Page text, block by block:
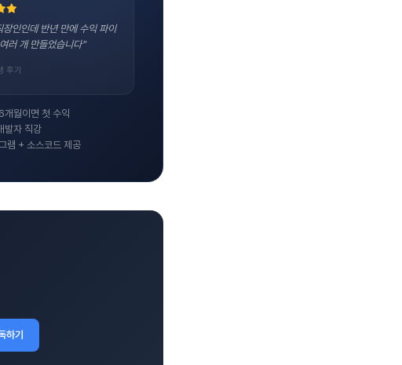
장인인데 반년 만에 수익 파이
러 개 만들었습니다"
후기
개월이면 첫 수익
발자 직강
램 + 소스코드 제공
하기